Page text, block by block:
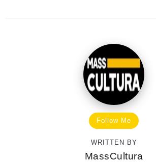
Follow Me
WRITTEN BY
MassCultura